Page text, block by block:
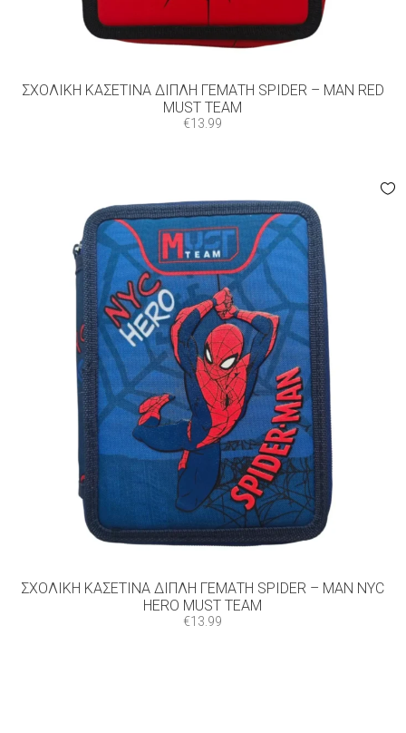
ΣΧΟΛΙΚΉ ΚΑΣΕΤΊΝΑ ΔΙΠΛΉ ΓΕΜΆΤΗ SPIDER – MAN RED
MUST TEAM
€13.99
ΣΧΟΛΙΚΉ ΚΑΣΕΤΊΝΑ ΔΙΠΛΉ ΓΕΜΆΤΗ SPIDER – MAN NYC
HERO MUST TEAM
€13.99